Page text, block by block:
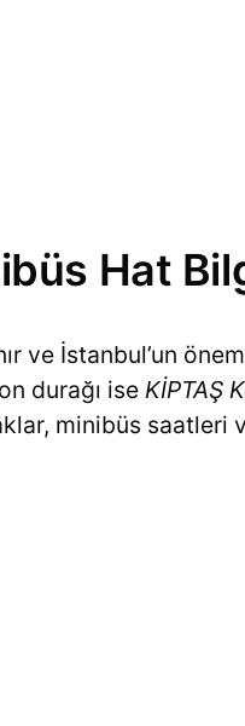
Hat
ve İstanbul’un
durağı ise KİPTAŞ
minibüs saatleri